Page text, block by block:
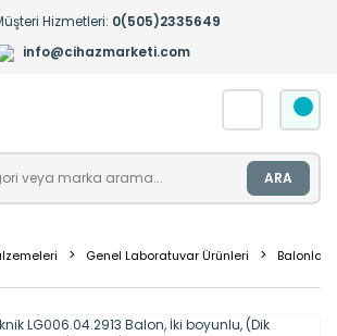
Hizmetleri: 0(505)2335649
info@cihazmarketi.com
ARA
Genel Laboratuvar Ürünleri Balonlar